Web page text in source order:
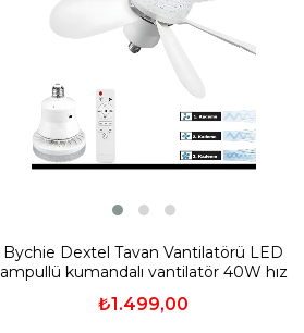
Bychie Dextel Tavan Vantilatörü LED
ampullü kumandalı vantilatör 40W hız
₺1.499,00